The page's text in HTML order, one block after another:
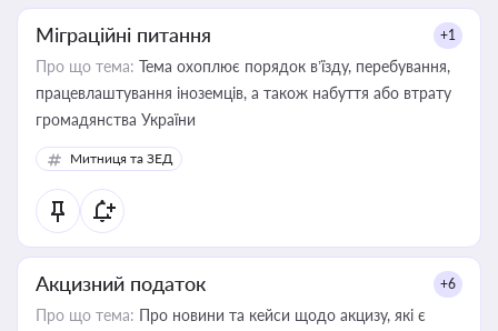
Міграційні питання +1
Про що тема: Тема охоплює порядок в’їзду, перебування,
працевлаштування іноземців, а також набуття або втрату
громадянства України
Митниця та ЗЕД
Акцизний податок +6
Про що тема: Про новини та кейси щодо акцизу, які є